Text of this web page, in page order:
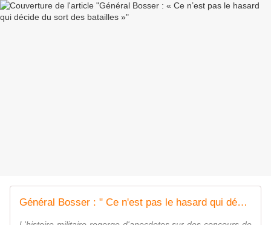
Général Bosser : " Ce n'est pas le hasard qui décide du sort des batailles "